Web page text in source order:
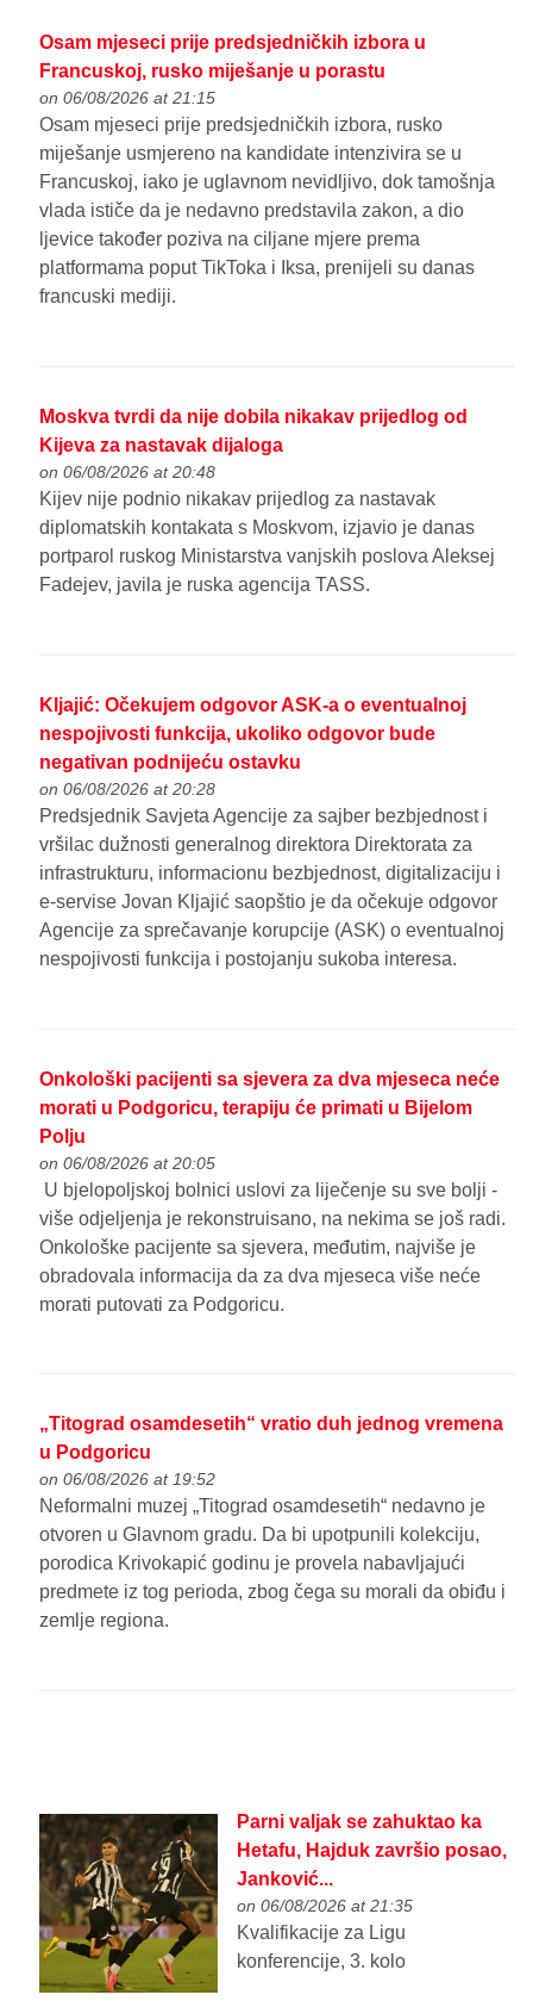
Osam mjeseci prije predsjedničkih izbora u
Francuskoj, rusko miješanje u porastu
on 06/08/2026 at 21:15
Osam mjeseci prije predsjedničkih izbora, rusko
miješanje usmjereno na kandidate intenzivira se u
Francuskoj, iako je uglavnom nevidljivo, dok tamošnja
vlada ističe da je nedavno predstavila zakon, a dio
ljevice također poziva na ciljane mjere prema
platformama poput TikToka i Iksa, prenijeli su danas
francuski mediji.
Moskva tvrdi da nije dobila nikakav prijedlog od
Kijeva za nastavak dijaloga
on 06/08/2026 at 20:48
Kijev nije podnio nikakav prijedlog za nastavak
diplomatskih kontakata s Moskvom, izjavio je danas
portparol ruskog Ministarstva vanjskih poslova Aleksej
Fadejev, javila je ruska agencija TASS.
Kljajić: Očekujem odgovor ASK-a o eventualnoj
nespojivosti funkcija, ukoliko odgovor bude
negativan podnijeću ostavku
on 06/08/2026 at 20:28
Predsjednik Savjeta Agencije za sajber bezbjednost i
vršilac dužnosti generalnog direktora Direktorata za
infrastrukturu, informacionu bezbjednost, digitalizaciju i
e-servise Jovan Kljajić saopštio je da očekuje odgovor
Agencije za sprečavanje korupcije (ASK) o eventualnoj
nespojivosti funkcija i postojanju sukoba interesa.
Onkološki pacijenti sa sjevera za dva mjeseca neće
morati u Podgoricu, terapiju će primati u Bijelom
Polju
on 06/08/2026 at 20:05
U bjelopoljskoj bolnici uslovi za liječenje su sve bolji -
više odjeljenja je rekonstruisano, na nekima se još radi.
Onkološke pacijente sa sjevera, međutim, najviše je
obradovala informacija da za dva mjeseca više neće
morati putovati za Podgoricu.
„Titograd osamdesetih“ vratio duh jednog vremena
u Podgoricu
on 06/08/2026 at 19:52
Neformalni muzej „Titograd osamdesetih“ nedavno je
otvoren u Glavnom gradu. Da bi upotpunili kolekciju,
porodica Krivokapić godinu je provela nabavljajući
predmete iz tog perioda, zbog čega su morali da obiđu i
zemlje regiona.
Parni valjak se zahuktao ka
Hetafu, Hajduk završio posao,
Janković...
on 06/08/2026 at 21:35
Kvalifikacije za Ligu
konferencije, 3. kolo